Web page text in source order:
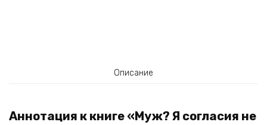
Описание
Аннотация к книге «Муж? Я согласия не